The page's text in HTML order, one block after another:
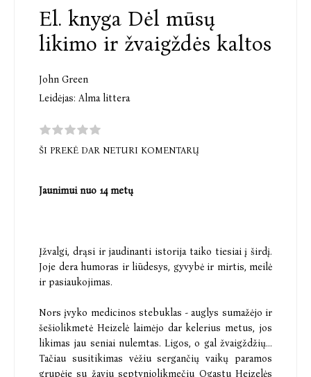
El. knyga Dėl mūsų
likimo ir žvaigždės kaltos
John Green
Leidėjas: Alma littera
ŠI PREKĖ DAR NETURI KOMENTARŲ
Jaunimui nuo 14 metų
Įžvalgi, drąsi ir jaudinanti istorija taiko tiesiai į širdį.
Joje dera humoras ir liūdesys, gyvybė ir mirtis, meilė
ir pasiaukojimas.
Nors įvyko medicinos stebuklas - auglys sumažėjo ir
šešiolikmetė Heizelė laimėjo dar kelerius metus, jos
likimas jau seniai nulemtas. Ligos, o gal žvaigždžių...
Tačiau susitikimas vėžiu sergančių vaikų paramos
grupėje su žaviu septyniolikmečiu Ogastu Heizelės